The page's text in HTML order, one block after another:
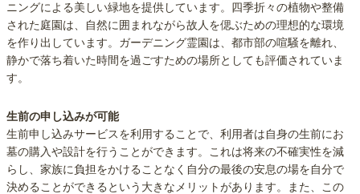
ニングによる美しい緑地を提供しています。四季折々の植物や整備
された庭園は、自然に囲まれながら故人を偲ぶための理想的な環境
を作り出しています。ガーデニング霊園は、都市部の喧騒を離れ、
静かで落ち着いた時間を過ごすための場所としても評価されていま
す。
生前の申し込みが可能
生前申し込みサービスを利用することで、利用者は自身の生前にお
墓の購入や設計を行うことができます。これは将来の不確実性を減
らし、家族に負担をかけることなく自分の最後の安息の場を自分で
決めることができるという大きなメリットがあります。また、この